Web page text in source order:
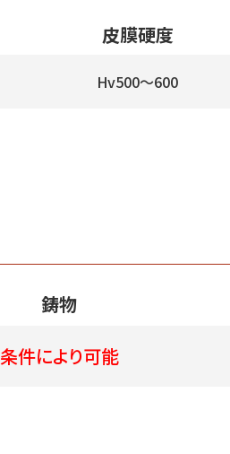
皮膜硬度
Hv500～600
鋳物
条件により可能